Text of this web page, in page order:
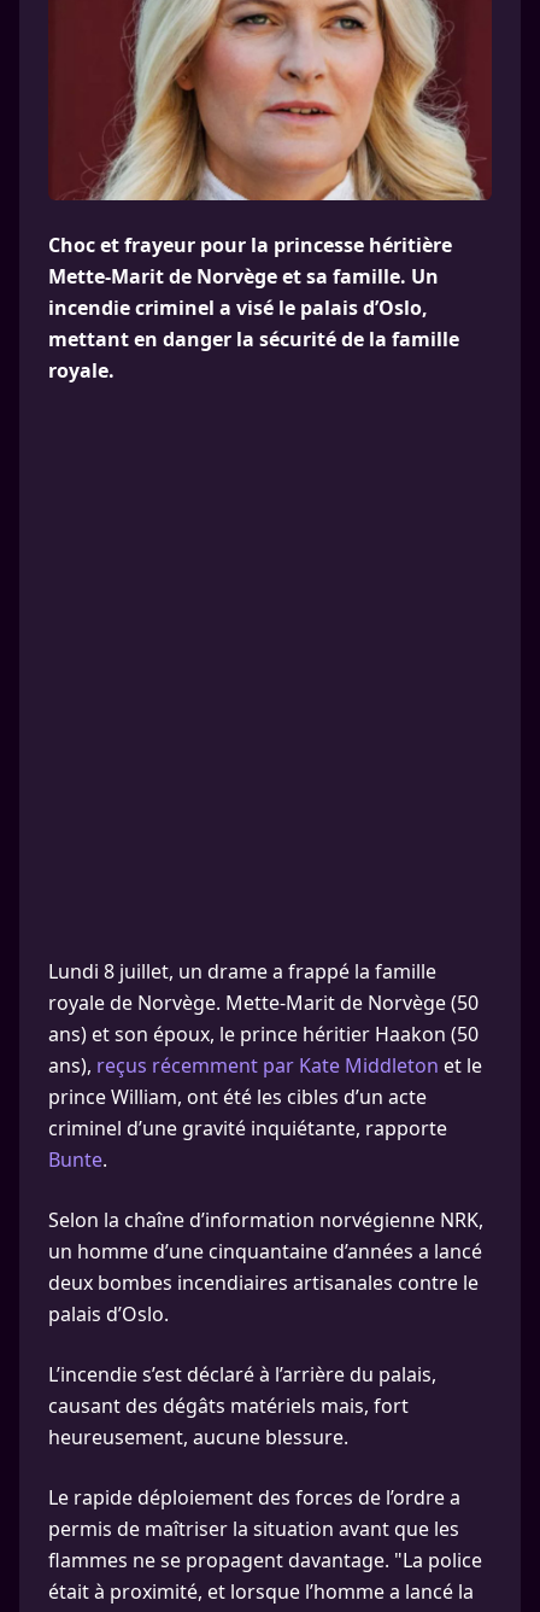
Choc et frayeur pour la princesse héritière
Mette-Marit de Norvège et sa famille. Un
incendie criminel a visé le palais d’Oslo,
mettant en danger la sécurité de la famille
royale.
Lundi 8 juillet, un drame a frappé la famille
royale de Norvège. Mette-Marit de Norvège (50
ans) et son époux, le prince héritier Haakon (50
ans), reçus récemment par Kate Middleton et le
prince William, ont été les cibles d’un acte
criminel d’une gravité inquiétante, rapporte
Bunte.
Selon la chaîne d’information norvégienne NRK,
un homme d’une cinquantaine d’années a lancé
deux bombes incendiaires artisanales contre le
palais d’Oslo.
L’incendie s’est déclaré à l’arrière du palais,
causant des dégâts matériels mais, fort
heureusement, aucune blessure.
Le rapide déploiement des forces de l’ordre a
permis de maîtriser la situation avant que les
flammes ne se propagent davantage. "La police
était à proximité, et lorsque l’homme a lancé la